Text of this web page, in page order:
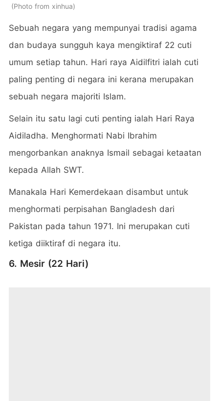
Photo from xinhua
Sebuah negara yang mempunyai tradisi agama
dan budaya sungguh kaya mengiktiraf 22 cuti
umum setiap tahun. Hari raya Aidilfitri ialah cuti
paling penting di negara ini kerana merupakan
sebuah negara majoriti Islam.
Selain itu satu lagi cuti penting ialah Hari Raya
Aidiladha. Menghormati Nabi Ibrahim
mengorbankan anaknya Ismail sebagai ketaatan
kepada Allah SWT.
Manakala Hari Kemerdekaan disambut untuk
menghormati perpisahan Bangladesh dari
Pakistan pada tahun 1971. Ini merupakan cuti
ketiga diiktiraf di negara itu.
6. Mesir (22 Hari)